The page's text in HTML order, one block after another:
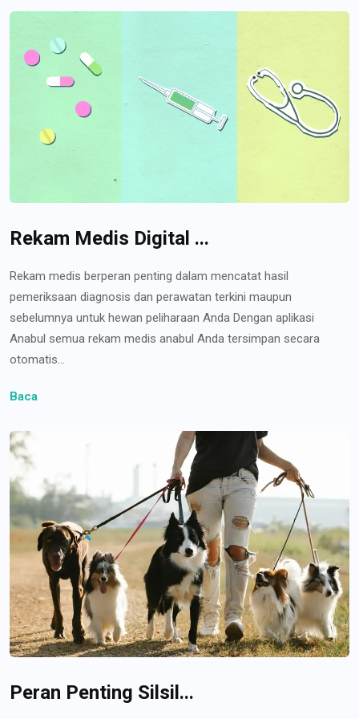
Rekam Medis Digital ...
Rekam medis berperan penting dalam mencatat hasil
pemeriksaan diagnosis dan perawatan terkini maupun
sebelumnya untuk hewan peliharaan Anda Dengan aplikasi
Anabul semua rekam medis anabul Anda tersimpan secara
otomatis...
Baca
Peran Penting Silsil...